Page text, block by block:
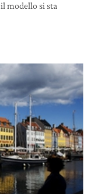
modello si sta